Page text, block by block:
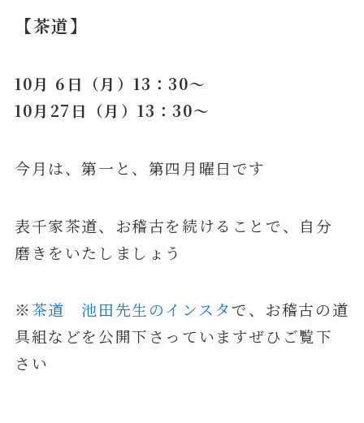
【茶道】
10月 6日（月）13：30～
10月27日（月）13：30～
今月は、第一と、第四月曜日です
表千家茶道、お稽古を続けることで、自分
磨きをいたしましょう
※ 茶道 池田先生のインスタで、お稽古の道
具組などを公開下さっていますぜひご覧下
さい